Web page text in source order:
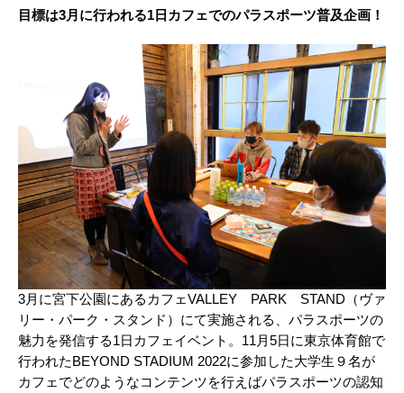
目標は3月に行われる1日カフェでのパラスポーツ普及企画！
3月に宮下公園にあるカフェVALLEY PARK STAND（ヴァ
リー・パーク・スタンド）にて実施される、パラスポーツの
魅力を発信する1日カフェイベント。11月5日に東京体育館で
行われたBEYOND STADIUM 2022に参加した大学生９名が
カフェでどのようなコンテンツを行えばパラスポーツの認知